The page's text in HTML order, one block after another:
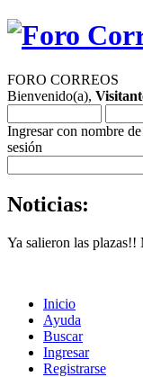
FORO CORREOS
Bienvenido(a),
Ingresar con nombre
sesión
Noticias:
Ya salieron las plazas!!
Inicio
Ayuda
Buscar
Ingresar
Registrarse